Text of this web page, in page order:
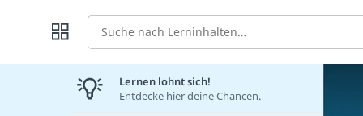
Suche
Lernen lohnt sich!
Entdecke hier deine Chancen.